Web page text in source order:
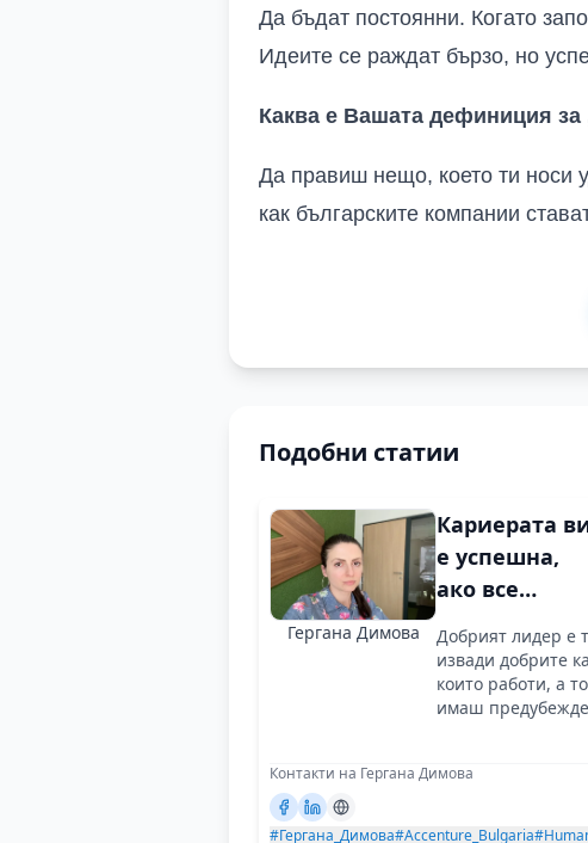
Да бъдат постоянни. Когато
Идеите се раждат бързо, но
Каква е Вашата дефиниция за
Да правиш нещо, което ти носи
как българските компании
Подобни статии
Гергана Димова
Кариерата
е успешна,
ако все
искат да
работят с вас
Добрият лидер е
извади добрите
които работи, а
имаш
Контакти на Гергана Димова
#Гергана_Димова#Accenture_Bulgaria